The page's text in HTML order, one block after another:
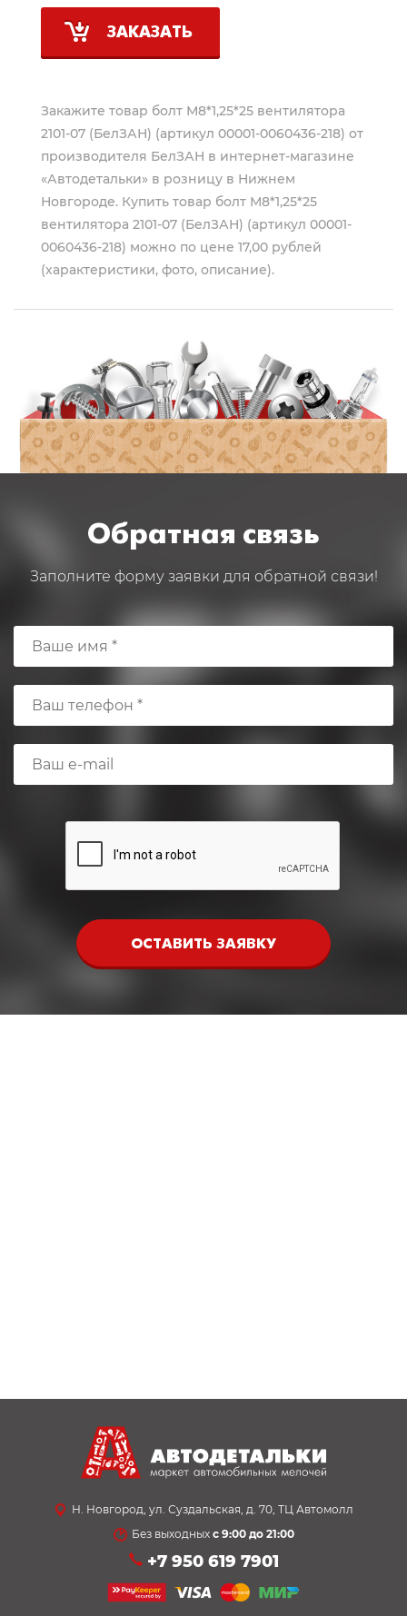
ЗАКАЗАТЬ
Закажите товар болт М8*1,25*25 вентилятора
2101-07 (БелЗАН) (артикул 00001-0060436-218) от
производителя БелЗАН в интернет-магазине
«Автодетальки» в розницу в Нижнем
Новгороде. Купить товар болт М8*1,25*25
вентилятора 2101-07 (БелЗАН) (артикул 00001-
0060436-218) можно по цене 17,00 рублей
(характеристики, фото, описание).
Обратная связь
Заполните форму заявки для обратной связи!
ОСТАВИТЬ ЗАЯВКУ
Н. Новгород, ул. Суздальская, д. 70, ТЦ Автомолл
Без выходных с 9:00 до 21:00
+7 950 619 7901